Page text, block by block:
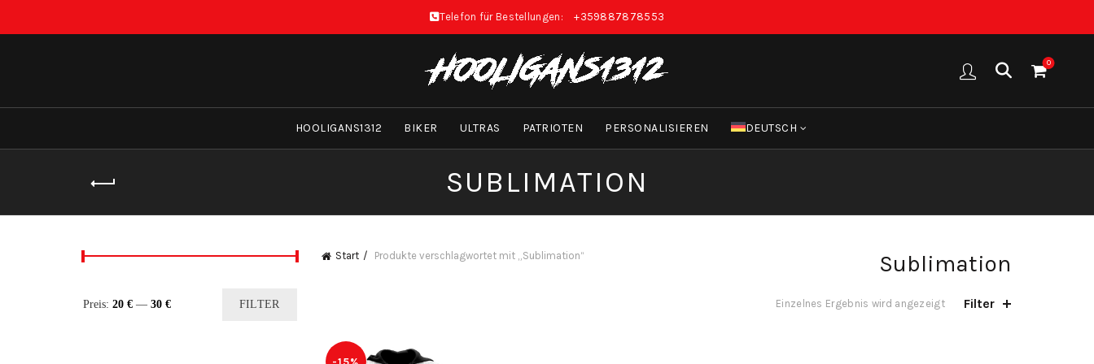
Telefon für Bestellungen: +359887878553
0
HOOLIGANS1312 BIKER ULTRAS PATRIOTEN PERSONALISIEREN DEUTSCH
SUBLIMATION
Start Produkte verschlagwortet mit „Sublimation“ Sublimation
Einzelnes Ergebnis wird angezeigt Filter
-15%
Min.
Max. FILTER
Preis: 20 € — 30 €